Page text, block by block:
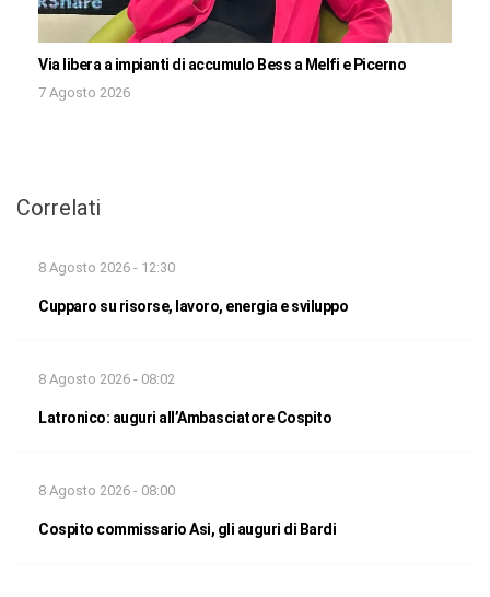
Via libera a impianti di accumulo Bess a Melfi e Picerno
7 Agosto 2026
Correlati
8 Agosto 2026 - 12:30
Cupparo su risorse, lavoro, energia e sviluppo
8 Agosto 2026 - 08:02
Latronico: auguri all’Ambasciatore Cospito
8 Agosto 2026 - 08:00
Cospito commissario Asi, gli auguri di Bardi